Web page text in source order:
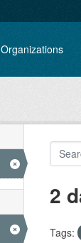
Organizations
2
Tags: